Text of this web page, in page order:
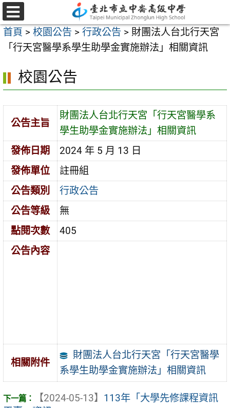
跳
至
主
容
選
單
首頁 > 校園公告 > 行政公告 > 財團法人台北行天宮
「行天宮醫學系學生助學金實施辦法」相關資訊
校園公告
公告主旨
財團法人台北行天宮「行天宮醫學系
學生助學金實施辦法」相關資訊
發佈日期
2024 年 5 月 13 日
發佈單位
註冊組
公告類別
行政公告
公告等級
無
點閱次數
405
公告內容
相關附件
財團法人台北行天宮「行天宮醫學
系學生助學金實施辦法」相關資訊
【2024-05-13】 113年「大學先修課程資訊